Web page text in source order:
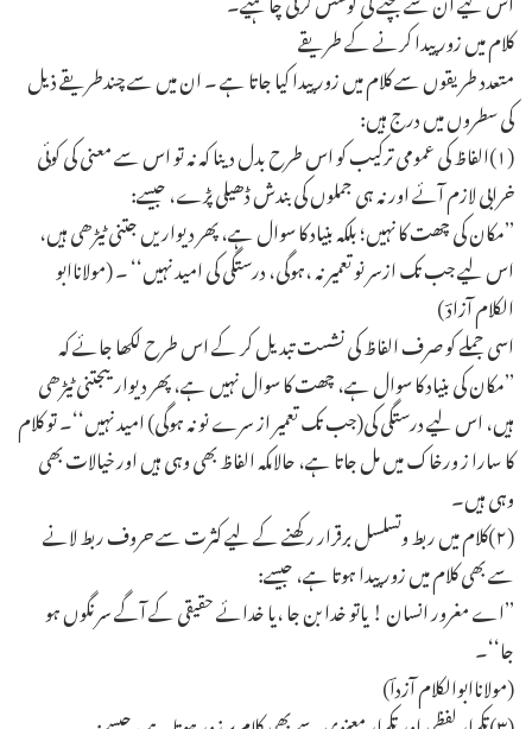
کلام میں زور پیدا کرنے کے طریقے
متعدد طریقوں سے کلام میں زور پیدا کیا جاتا ہے ۔ ان میں سے چندطریقے ذیل
کی سطروں میں درج ہیں:
(۱)الفاظ کی عمومی ترکیب کو اس طرح بدل دینا کہ نہ تو اس سے معنی کی کوئی
خرابی لازم آئے اور نہ ہی جملوں کی بندش ڈھیلی پڑے، جیسے:
’’مکان کی چھت کا نہیں؛ بلکہ بنیاد کا سوال ہے، پھر دیواریں جتنی ٹیڑھی ہیں،
اس لیے جب تک ازسر نو تعمیر نہ ،ہوگی، درستگی کی امید نہیں‘‘ ۔ (مولاناابو
الکلام آزادؔ )
اسی جملے کو صرف الفاظ کی نشست تبدیل کر کے اس طرح لکھا جائے کہ
’’مکان کی بنیاد کا سوال ہے، چھت کا سوال نہیں ہے، پھر دیواریںجتنی ٹیڑھی
ہیں، اس لیے درستگی کی(جب تک تعمیر از سرے نو نہ ہوگی) امید نہیں‘‘۔ تو کلام
کا سارا ز ورخاک میں مل جاتا ہے، حالاںکہ الفاظ بھی وہی ہیں اور خیالات بھی
وہی ہیں۔
(۲)کلام میں ربط وتسلسل برقرار رکھنے کے لیے کثرت سے حروف ربط لانے
سے بھی کلام میں زور پیدا ہوتا ہے، جیسے:
’’اے مغرور انسان ! یاتو خدا بن جا ،یا خدائے حقیقی کے آگے سرنگوں ہو
جا‘‘۔
(مولاناابوالکلام آزداؔ)